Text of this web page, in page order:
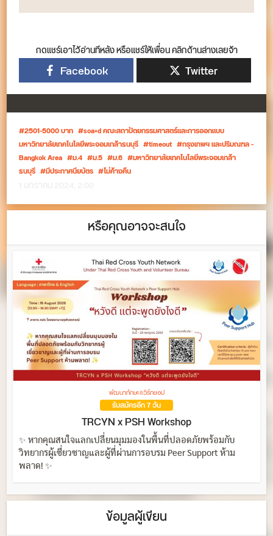
กดแชร์เอาไว้อ่านทีหลัง หรือแชร์ให้เพื่อน คลิกด้านล่างเลยจ้า
Facebook Twitter
2501-5000 บาท
soa+d คณะสถาปัตยกรรมศาสตร์และการออกแบบ
มหาวิทยาลัยเทคโนโลยีพระจอมเกล้าธนบุรี
timeout
กรุงเทพฯ และปริมณฑล -
Bangkok Area
ม.4 ม.5 ม.6
มหาวิทยาลัยเทคโนโลยีพระจอมเกล้า
ธนบุรี
มีประกาศนียบัตร ไม่ค้างคืน
หรือคุณอาจจะสนใจ
พัฒนาทักษะ/เวิร์กชอป
รับสมัครอีก 7 วัน
TRCYN x PSH Workshop
✨ หากคุณสนใจแลกเปลี่ยนมุมมองในพื้นที่ปลอดภัยพร้อมกับ
วิทยากรผู้เชี่ยวชาญและผู้ที่ผ่านการอบรม Peer Support ห้าม
พลาด! ✨
ข้อมูลผู้เขียน